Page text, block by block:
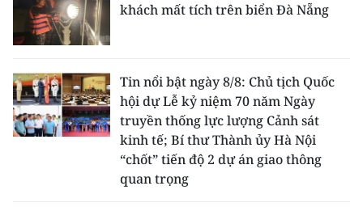
khách mất tích trên biển Đà Nẵng
Tin nổi bật ngày 8/8: Chủ tịch Quốc
hội dự Lễ kỷ niệm 70 năm Ngày
truyền thống lực lượng Cảnh sát
kinh tế; Bí thư Thành ủy Hà Nội
“chốt” tiến độ 2 dự án giao thông
quan trọng